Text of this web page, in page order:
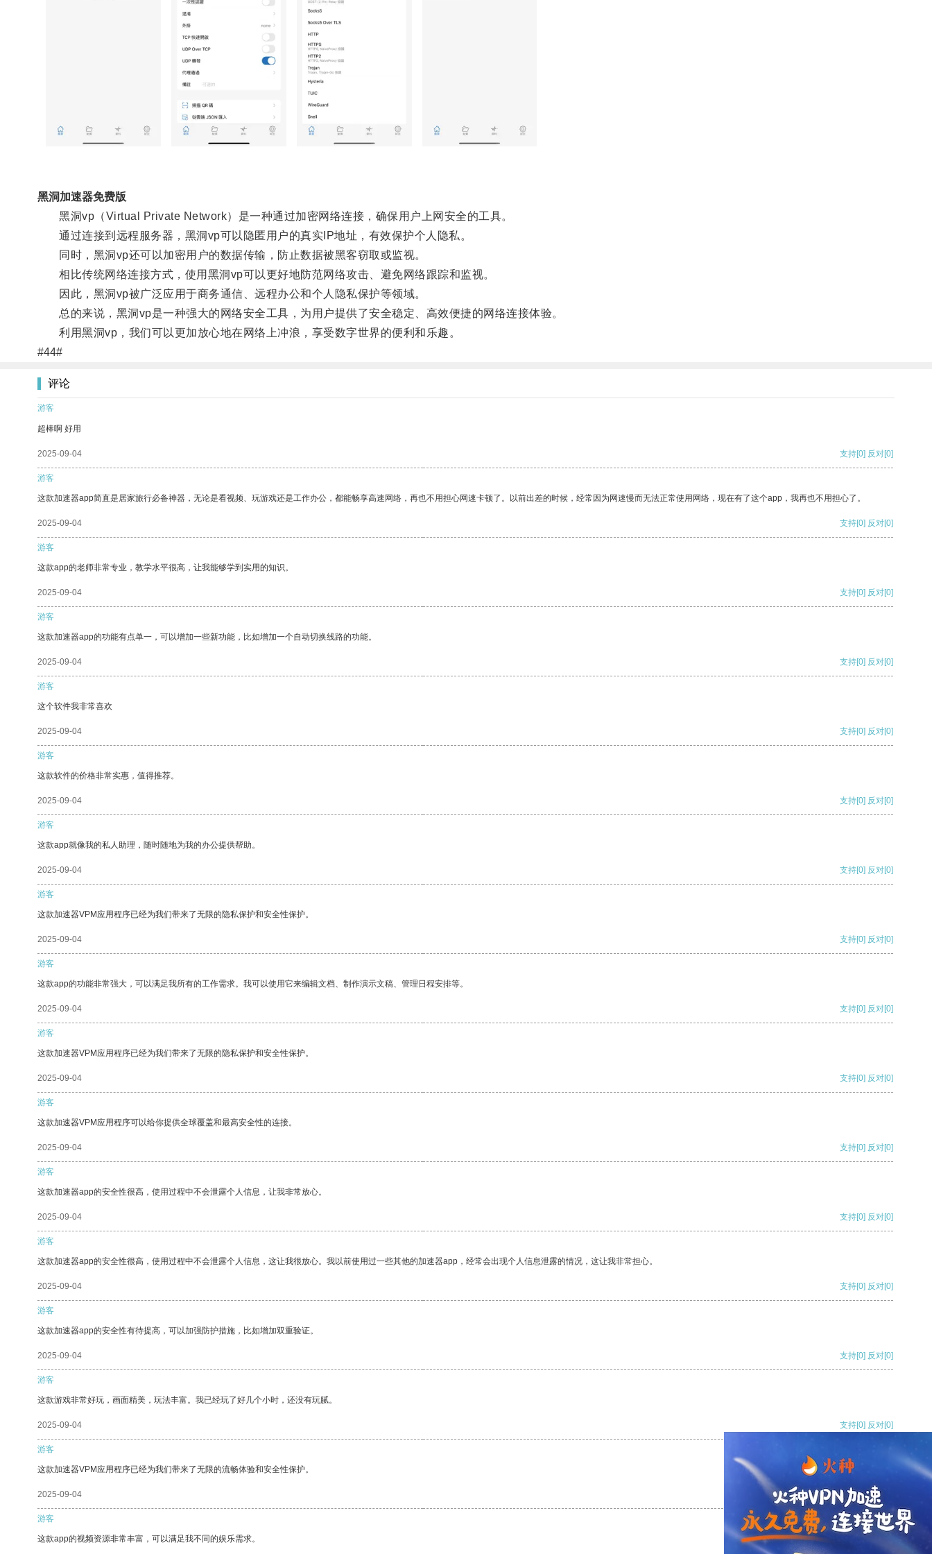
黑洞加速器免费版
黑洞vp（Virtual Private Network）是一种通过加密网络连接，确保用户上网安全的工具。
通过连接到远程服务器，黑洞vp可以隐匿用户的真实IP地址，有效保护个人隐私。
同时，黑洞vp还可以加密用户的数据传输，防止数据被黑客窃取或监视。
相比传统网络连接方式，使用黑洞vp可以更好地防范网络攻击、避免网络跟踪和监视。
因此，黑洞vp被广泛应用于商务通信、远程办公和个人隐私保护等领域。
总的来说，黑洞vp是一种强大的网络安全工具，为用户提供了安全稳定、高效便捷的网络连接体验。
利用黑洞vp，我们可以更加放心地在网络上冲浪，享受数字世界的便利和乐趣。
#44#
评论
游客
超棒啊 好用
2025-09-04 支持[0] 反对[0]
游客
这款加速器app简直是居家旅行必备神器，无论是看视频、玩游戏还是工作办公，都能畅享高速网络，再也不用担心网速卡顿了。以前出差的时候，经常因为网速慢而无法正常使用网络，现在有了这个app，我再也不用担心了。
2025-09-04 支持[0] 反对[0]
游客
这款app的老师非常专业，教学水平很高，让我能够学到实用的知识。
2025-09-04 支持[0] 反对[0]
游客
这款加速器app的功能有点单一，可以增加一些新功能，比如增加一个自动切换线路的功能。
2025-09-04 支持[0] 反对[0]
游客
这个软件我非常喜欢
2025-09-04 支持[0] 反对[0]
游客
这款软件的价格非常实惠，值得推荐。
2025-09-04 支持[0] 反对[0]
游客
这款app就像我的私人助理，随时随地为我的办公提供帮助。
2025-09-04 支持[0] 反对[0]
游客
这款加速器VPM应用程序已经为我们带来了无限的隐私保护和安全性保护。
2025-09-04 支持[0] 反对[0]
游客
这款app的功能非常强大，可以满足我所有的工作需求。我可以使用它来编辑文档、制作演示文稿、管理日程安排等。
2025-09-04 支持[0] 反对[0]
游客
这款加速器VPM应用程序已经为我们带来了无限的隐私保护和安全性保护。
2025-09-04 支持[0] 反对[0]
游客
这款加速器VPM应用程序可以给你提供全球覆盖和最高安全性的连接。
2025-09-04 支持[0] 反对[0]
游客
这款加速器app的安全性很高，使用过程中不会泄露个人信息，让我非常放心。
2025-09-04 支持[0] 反对[0]
游客
这款加速器app的安全性很高，使用过程中不会泄露个人信息，这让我很放心。我以前使用过一些其他的加速器app，经常会出现个人信息泄露的情况，这让我非常担心。
2025-09-04 支持[0] 反对[0]
游客
这款加速器app的安全性有待提高，可以加强防护措施，比如增加双重验证。
2025-09-04 支持[0] 反对[0]
游客
这款游戏非常好玩，画面精美，玩法丰富。我已经玩了好几个小时，还没有玩腻。
2025-09-04 支持[0] 反对[0]
游客
这款加速器VPM应用程序已经为我们带来了无限的流畅体验和安全性保护。
2025-09-04 支持[0] 反对
游客
这款app的视频资源非常丰富，可以满足我不同的娱乐需求。